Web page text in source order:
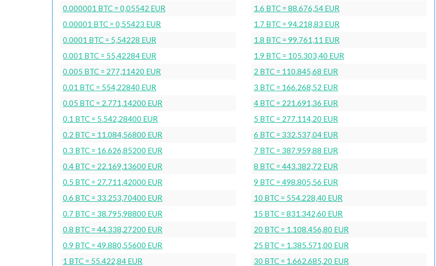
0.000001 BTC = 0,05542 EUR
0.00001 BTC = 0,55423 EUR
0.0001 BTC = 5,54228 EUR
0.001 BTC = 55,42284 EUR
0.005 BTC = 277,11420 EUR
0.01 BTC = 554,22840 EUR
0.05 BTC = 2.771,14200 EUR
0.1 BTC = 5.542,28400 EUR
0.2 BTC = 11.084,56800 EUR
0.3 BTC = 16.626,85200 EUR
0.4 BTC = 22.169,13600 EUR
0.5 BTC = 27.711,42000 EUR
0.6 BTC = 33.253,70400 EUR
0.7 BTC = 38.795,98800 EUR
0.8 BTC = 44.338,27200 EUR
0.9 BTC = 49.880,55600 EUR
1 BTC = 55.422,84 EUR
1.6 BTC = 88.676,54 EUR
1.7 BTC = 94.218,83 EUR
1.8 BTC = 99.761,11 EUR
1.9 BTC = 105.303,40 EUR
2 BTC = 110.845,68 EUR
3 BTC = 166.268,52 EUR
4 BTC = 221.691,36 EUR
5 BTC = 277.114,20 EUR
6 BTC = 332.537,04 EUR
7 BTC = 387.959,88 EUR
8 BTC = 443.382,72 EUR
9 BTC = 498.805,56 EUR
10 BTC = 554.228,40 EUR
15 BTC = 831.342,60 EUR
20 BTC = 1.108.456,80 EUR
25 BTC = 1.385.571,00 EUR
30 BTC = 1.662.685,20 EUR